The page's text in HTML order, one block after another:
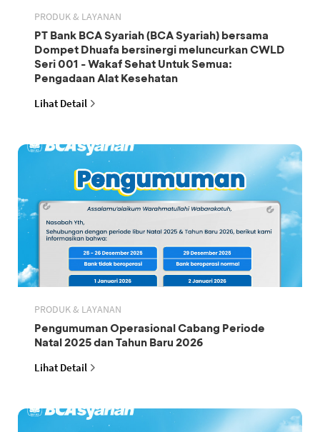
PRODUK & LAYANAN
PT Bank BCA Syariah (BCA Syariah) bersama
Dompet Dhuafa bersinergi meluncurkan CWLD
Seri 001 - Wakaf Sehat Untuk Semua:
Pengadaan Alat Kesehatan
Lihat Detail
PRODUK & LAYANAN
Pengumuman Operasional Cabang Periode
Natal 2025 dan Tahun Baru 2026
Lihat Detail